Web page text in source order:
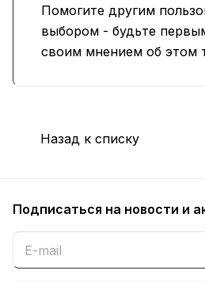
Помогите другим
выбором - будьте
своим мнением об этом
Назад к списку
Подписаться на новости и